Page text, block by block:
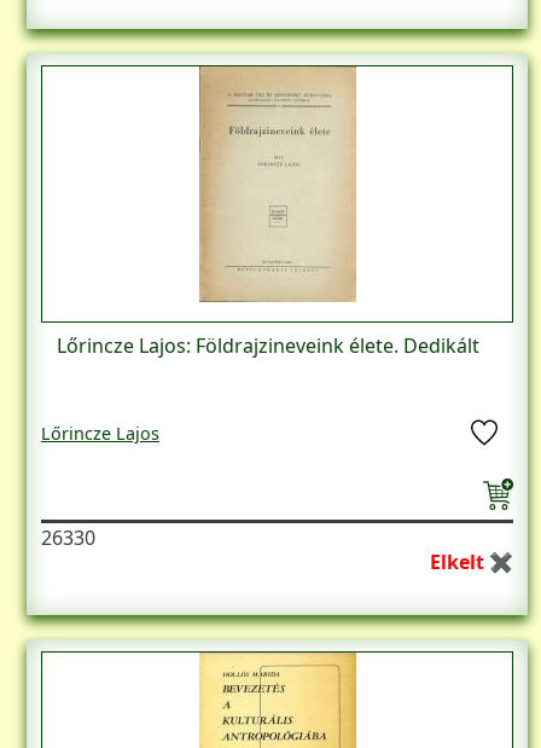
Lőrincze Lajos: Földrajzineveink élete. Dedikált
Lőrincze Lajos
26330
Elkelt ✖